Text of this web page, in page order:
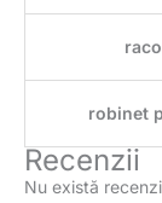
robinet
Recenzii
Nu există